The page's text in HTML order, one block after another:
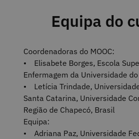
Equipa do
Coordenadoras do MOOC:
• Elisabete Borges, Escola
Enfermagem da Universidade
• Letícia Trindade,
Santa Catarina, Universidade
Região de Chapecó, Brasil
Equipa:
• Adriana Paz, Universidade